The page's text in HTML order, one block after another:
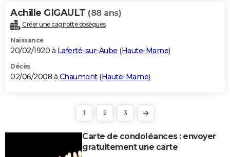
Achille GIGAULT (88 ans)
Créer une cagnotte obsèques
Naissance
20/02/1920 à Laferté-sur-Aube (Haute-Marne)
Décès
02/06/2008 à Chaumont(Haute-Marne)
1 2 3
Carte de condoléances : envoyer
gratuitement une carte